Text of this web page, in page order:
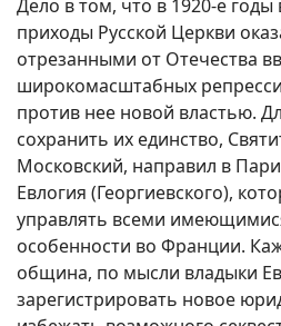
Дело в том, что в 1920-е годы
приходы Русской Церкви
отрезанными от Отечества
широкомасштабных
против нее новой властью.
сохранить их единство,
Московский, направил в
Евлогия (Георгиевского),
управлять всеми
особенности во Франции.
община, по мысли владыки
зарегистрировать новое